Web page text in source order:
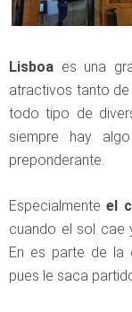
Lisboa es una
atractivos tanto
todo tipo de
siempre hay
preponderante.
Especialmenteel
cuando el sol cae
En es parte de la
pues le saca